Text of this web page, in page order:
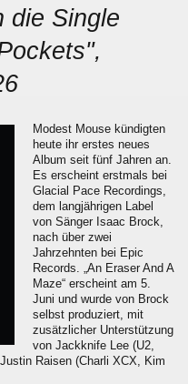
die Single
Modest Mouse kündigten
heute ihr erstes neues
Album seit fünf Jahren an.
Es erscheint erstmals bei
Glacial Pace Recordings,
dem langjährigen Label
von Sänger Isaac Brock,
nach über zwei
Jahrzehnten bei Epic
Records. „An Eraser And A
Maze“ erscheint am 5.
Juni und wurde von Brock
selbst produziert, mit
zusätzlicher Unterstützung
von Jackknife Lee (U2,
Raisen (Charli XCX, Kim